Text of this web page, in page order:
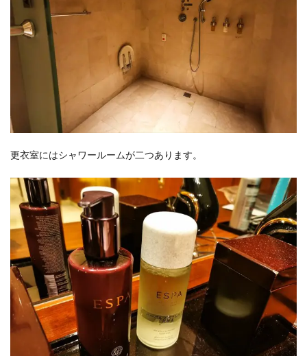
更衣室にはシャワールームが二つあります。